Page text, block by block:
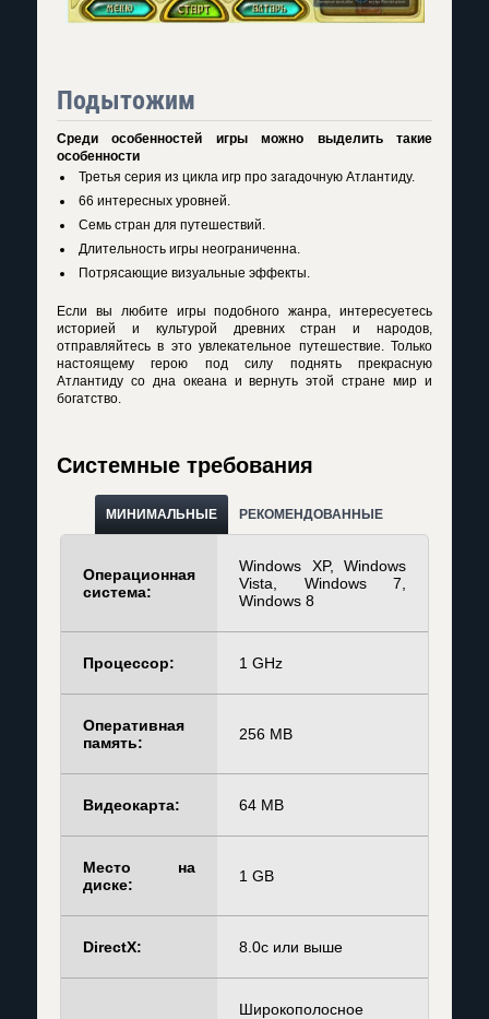
Подытожим
Среди особенностей игры можно выделить такие
особенности
Третья серия из цикла игр про загадочную Атлантиду.
66 интересных уровней.
Семь стран для путешествий.
Длительность игры неограниченна.
Потрясающие визуальные эффекты.
Если вы любите игры подобного жанра, интересуетесь
историей и культурой древних стран и народов,
отправляйтесь в это увлекательное путешествие. Только
настоящему герою под силу поднять прекрасную
Атлантиду со дна океана и вернуть этой стране мир и
богатство.
Системные требования
МИНИМАЛЬНЫЕ РЕКОМЕНДОВАННЫЕ
Операционная
система:
Windows XP, Windows
Vista, Windows 7,
Windows 8
Процессор: 1 GHz
Оперативная
память:
256 MB
Видеокарта: 64 MB
Место на
диске:
1 GB
DirectX: 8.0c или выше
Широкополосное